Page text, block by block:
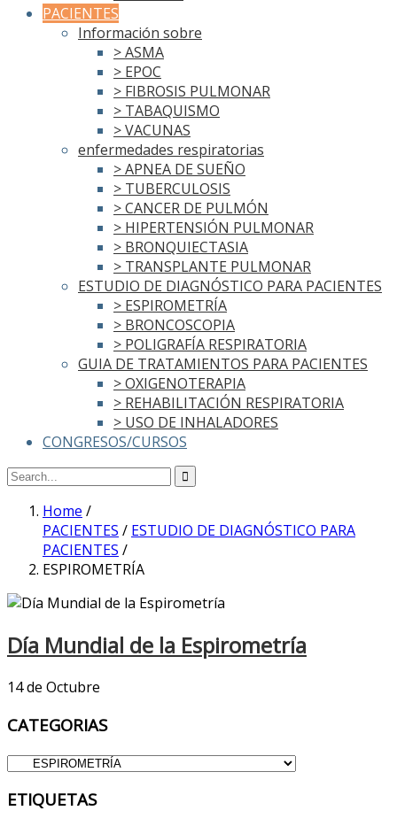
PACIENTES
Información sobre
> ASMA
> EPOC
> FIBROSIS PULMONAR
> TABAQUISMO
> VACUNAS
enfermedades respiratorias
> APNEA DE SUEÑO
> TUBERCULOSIS
> CANCER DE PULMÓN
> HIPERTENSIÓN PULMONAR
> BRONQUIECTASIA
> TRANSPLANTE PULMONAR
ESTUDIO DE DIAGNÓSTICO PARA PACIENTES
> ESPIROMETRÍA
> BRONCOSCOPIA
> POLIGRAFÍA RESPIRATORIA
GUIA DE TRATAMIENTOS PARA PACIENTES
> OXIGENOTERAPIA
> REHABILITACIÓN RESPIRATORIA
> USO DE INHALADORES
CONGRESOS/CURSOS
Home /
PACIENTES / ESTUDIO DE DIAGNÓSTICO PARA
PACIENTES /
ESPIROMETRÍA
Día Mundial de la Espirometría
14 de Octubre
CATEGORIAS
CATEGORIAS
ETIQUETAS